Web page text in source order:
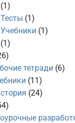
(1)
(1)
(1)
(1)
тетради (6)
(11)
(24)